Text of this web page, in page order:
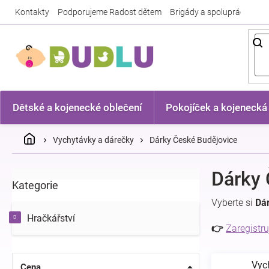
Kontakty Podporujeme Radost dětem Brigády a spolupráce
Dětské a kojenecké oblečení Pokojíček a kojenecká
DomůVychytávky a dárečky Dárky České Budějovice
o
t
r
n
Přeskočit
Kategorie
Hračkářství
Dárky
Vyberte si
👉